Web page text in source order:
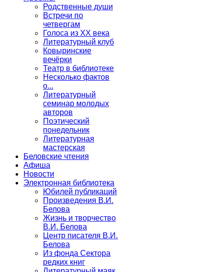
Родственные души
Встречи по
четвергам
Голоса из ХХ века
Литературный клуб
Ковыринские
вечёрки
Театр в библиотеке
Несколько фактов
о...
Литературный
семинар молодых
авторов
Поэтический
понедельник
Литературная
мастерская
Беловские чтения
Афиша
Новости
Электронная библиотека
Юбилей публикаций
Произведения В.И.
Белова
Жизнь и творчество
В.И. Белова
Центр писателя В.И.
Белова
Из фонда Сектора
редких книг